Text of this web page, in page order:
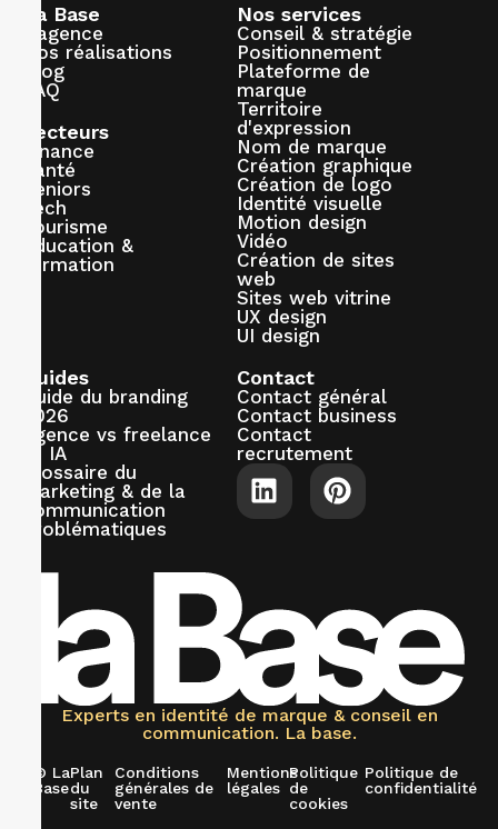
La Base
L'agence
Nos réalisations
Blog
FAQ
Secteurs
Finance
Santé
Seniors
Tech
Tourisme
Éducation &
formation
Nos services
Conseil & stratégie
Positionnement
Plateforme de
marque
Territoire
d'expression
Nom de marque
Création graphique
Création de logo
Identité visuelle
Motion design
Vidéo
Création de sites
web
Sites web vitrine
UX design
UI design
Guides
Guide du branding
2026
Agence vs freelance
vs IA
Glossaire du
marketing & de la
communication
Problématiques
Contact
Contact général
Contact business
Contact
recrutement
Experts en identité de marque & conseil en
communication. La base.
© La
Base
Plan
du
site
Conditions
générales de
vente
Mentions
légales
Politique
de
cookies
Politique de
confidentialité